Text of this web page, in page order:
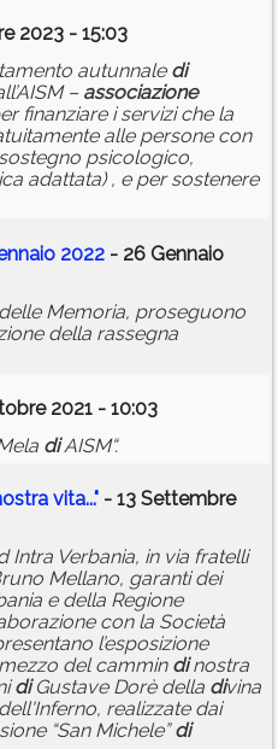
2023 - 15:03
autunnale di
– associazione
finanziare i servizi che la
alle persone con
psicologico,
adattata) , e per sostenere
2022 - 26 Gennaio
Memoria, proseguono
della rassegna
2021 - 10:03
diAISM“.
vita..." - 13 Settembre
Intra Verbania, in via fratelli
Mellano, garanti dei
e della Regione
con la Società
l’esposizione
del cammin dinostra
diGustave Dorè della divina
realizzate dai
“San Michele”di